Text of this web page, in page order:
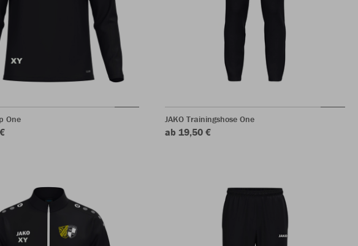
One JAKO Trainingshose One
ab 19,50 €